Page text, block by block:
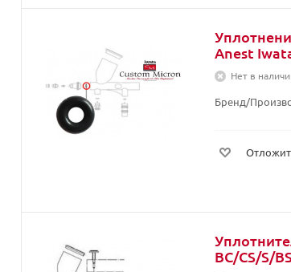
Anest
Нет в
Бренд/
BC/CS/S/